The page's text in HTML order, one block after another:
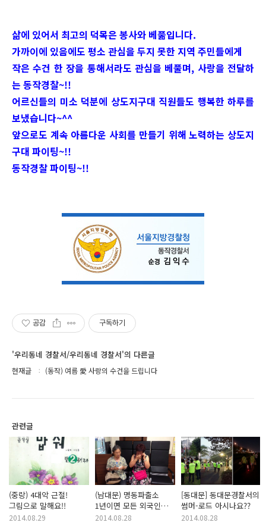
삶에 있어서 최고의 덕목은 봉사와 베풂입니다.
가까이에 있음에도 평소 관심을 두지 못한 지역 주민들에게
작은 수건 한 장을 통해서라도 관심을 베풀며, 사랑을 전달하
는 동작경찰~!!
어르신들의 미소 덕분에 상도지구대 직원들도 행복한 하루를
보냈습니다~^^
앞으로도 계속 아름다운 사회를 만들기 위해 노력하는 상도지
구대 파이팅~!!
동작경찰 파이팅~!!
공감 구독하기
'우리동네 경찰서/우리동네 경찰서'의 다른글
현재글 (동작) 여름 愛 사랑의 수건을 드립니다
관련글
(중랑) 4대악 근절!
그림으로 말해요!!
2014.08.29
(남대문) 명동파출소
1년이면 모든 외국인
관광객과 소통한다
2014.08.28
[동대문] 동대문경찰서의
썸머-로드 아시나요??
2014.08.28